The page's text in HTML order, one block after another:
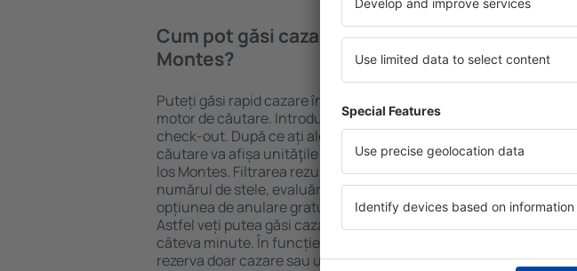
Cum pot găsi cazare în San Roman de los
Montes?
Puteți găsi rapid cazare în San Roman de los Montes folosind un
motor de căutare. Introduceți destinația și datele de check-in și
check-out. După ce ați ales numărul de persoane, motorul de
căutare va afișa unităţile de cazare disponibile în San Roman de
los Montes. Filtrarea rezultatelor în funcție de tipul proprietăţii,
numărul de stele, evaluările oaspeților, distanța față de centru și
opțiunea de anulare gratuită va face căutarea mult mai ușoară.
Astfel veți putea găsi cazare în San Roman de los Montes în doar
câteva minute. În funcție de nevoile dumneavoastră, puteți
rezerva doar cazare sau un pachet Zbor+Hotel.